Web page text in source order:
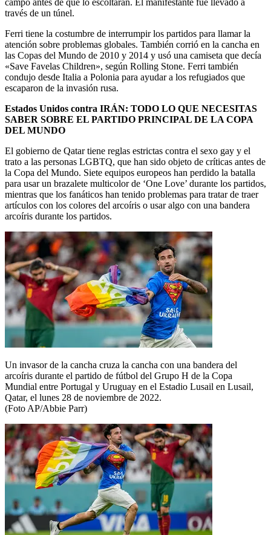
través de un túnel.
Ferri tiene la costumbre de interrumpir los partidos para llamar la
atención sobre problemas globales. También corrió en la cancha en
las Copas del Mundo de 2010 y 2014 y usó una camiseta que decía
«Save Favelas Children», según Rolling Stone. Ferri también
condujo desde Italia a Polonia para ayudar a los refugiados que
escaparon de la invasión rusa.
Estados Unidos contra IRÁN: TODO LO QUE NECESITAS
SABER SOBRE EL PARTIDO PRINCIPAL DE LA COPA
DEL MUNDO
El gobierno de Qatar tiene reglas estrictas contra el sexo gay y el
trato a las personas LGBTQ, que han sido objeto de críticas antes de
la Copa del Mundo. Siete equipos europeos han perdido la batalla
para usar un brazalete multicolor de ‘One Love’ durante los partidos,
mientras que los fanáticos han tenido problemas para tratar de traer
artículos con los colores del arcoíris o usar algo con una bandera
arcoíris durante los partidos.
Un invasor de la cancha cruza la cancha con una bandera del
arcoíris durante el partido de fútbol del Grupo H de la Copa
Mundial entre Portugal y Uruguay en el Estadio Lusail en Lusail,
Qatar, el lunes 28 de noviembre de 2022.
(Foto AP/Abbie Parr)